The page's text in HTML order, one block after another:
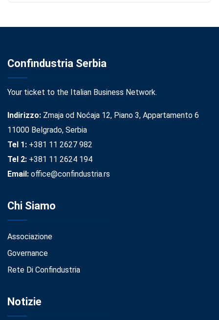
Confindustria Serbia
Your ticket to the Italian Business Network.
Indirizzo: Zmaja od Noćaja 12, Piano 3, Appartamento 6
11000 Belgrado, Serbia
Tel 1: +381 11 2627 982
Tel 2: +381 11 2624 194
Email: office@confindustria.rs
Chi Siamo
Associazione
Governance
Rete Di Confindustria
Notizie